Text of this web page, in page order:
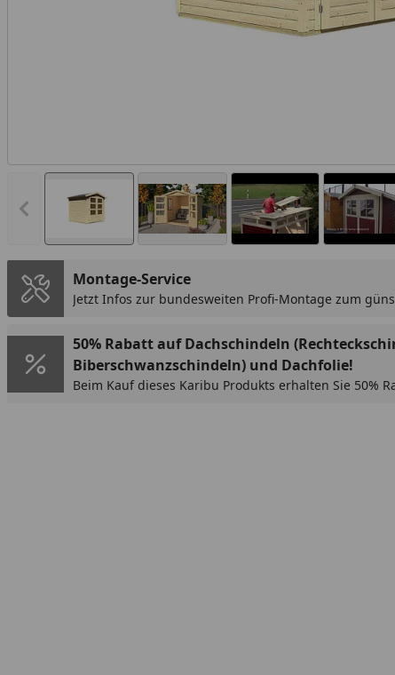
Vorheriges Bild anzeigen
Montage-Service
Jetzt Infos zur bundesweiten Profi-Montage zum
50% Rabatt auf Dachschindeln
Biberschwanzschindeln) und Dachfolie!
Beim Kauf dieses Karibu Produkts erhalten Sie 50%